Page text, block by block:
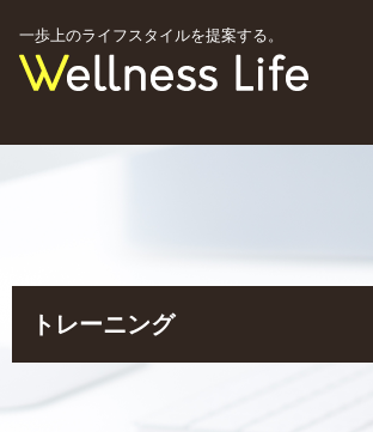
一歩上のライフスタイルを提案する。
トレーニング